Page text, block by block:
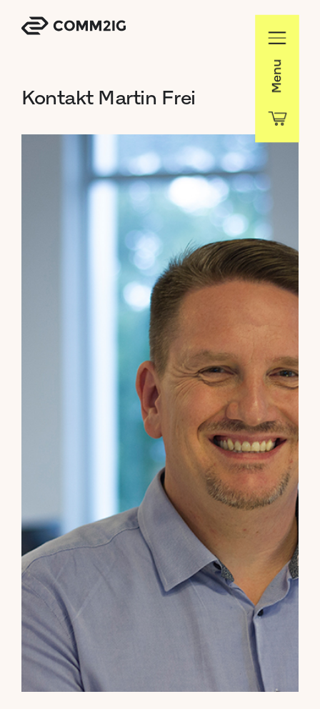
Menu
Kontakt Martin Frei